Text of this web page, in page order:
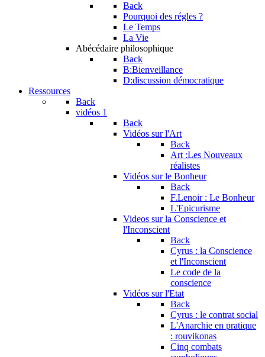
Back
Pourquoi des régles ?
Le Temps
La Vie
Abécédaire philosophique
Back
B:Bienveillance
D:discussion démocratique
Ressources
Back
vidéos 1
Back
Vidéos sur l'Art
Back
Art :Les Nouveaux
réalistes
Vidéos sur le Bonheur
Back
F.Lenoir : Le Bonheur
L'Epicurisme
Videos sur la Conscience et
l'Inconscient
Back
Cyrus : la Conscience
et l'Inconscient
Le code de la
conscience
Vidéos sur l'Etat
Back
Cyrus : le contrat social
L'Anarchie en pratique
: rouvikonas
Cinq combats